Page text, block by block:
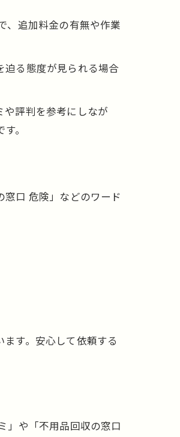
、追加料金の有無や作業
迫る態度が見られる場合
や評判を参考にしなが
。
口 危険」などのワード
す。安心して依頼する
」や「不用品回収の窓口